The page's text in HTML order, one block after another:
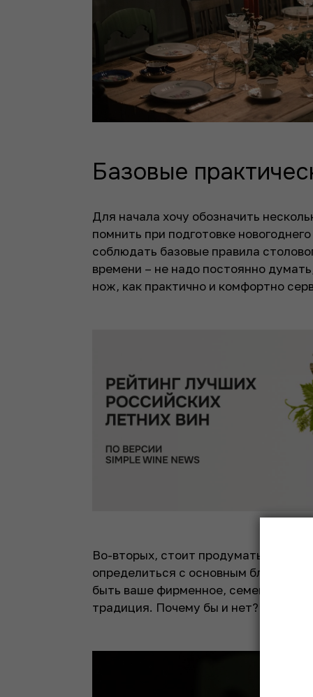
Базовые
Для начала хочу обозначить
помнить при подготовке
соблюдать базовые правила
времени – не надо постоянно
нож, как практично и комфортно
Во-вторых, стоит продумать меню
определиться с основным блюдом.
быть ваше фирменное, семейное
традиция. Почему бы и нет?